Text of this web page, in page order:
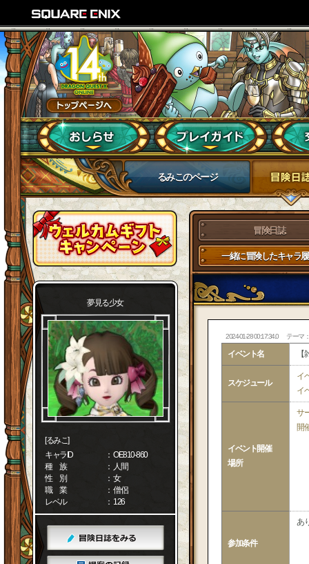
るみこのページ
夢見る少女
[るみこ]
キャラID
： OE810-860
種 族
： 人間
性 別
： 女
職 業
： 僧侶
レベル
： 126
冒険日誌
一緒に冒険したキャラ
2024-01-28 00:17:34.0 テーマ
イベント名
スケジュール
イ
イ
イベント開催
場所
サ
開
参加条件
あ